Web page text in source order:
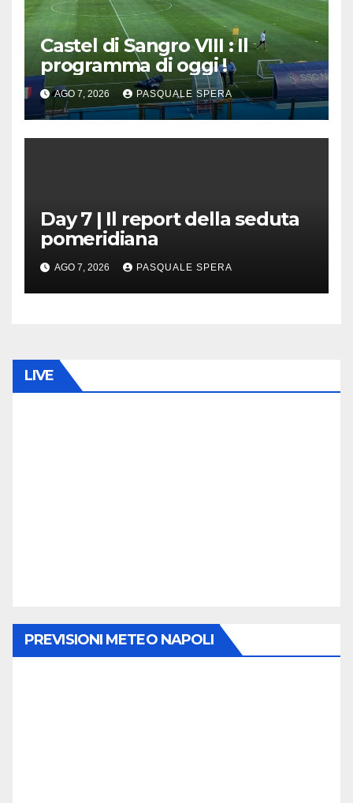
Castel di Sangro VIII : Il
programma di oggi !
AGO 7, 2026 PASQUALE SPERA
Day 7 | Il report della seduta
pomeridiana
AGO 7, 2026 PASQUALE SPERA
LIVE
PREVISIONI METEO NAPOLI